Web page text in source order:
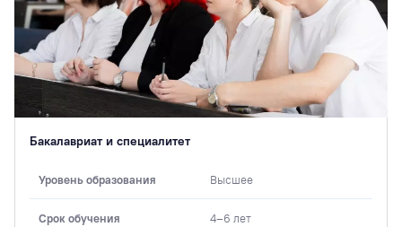
Бакалавриат и специалитет
Уровень образования Высшее
Срок обучения 4–6 лет